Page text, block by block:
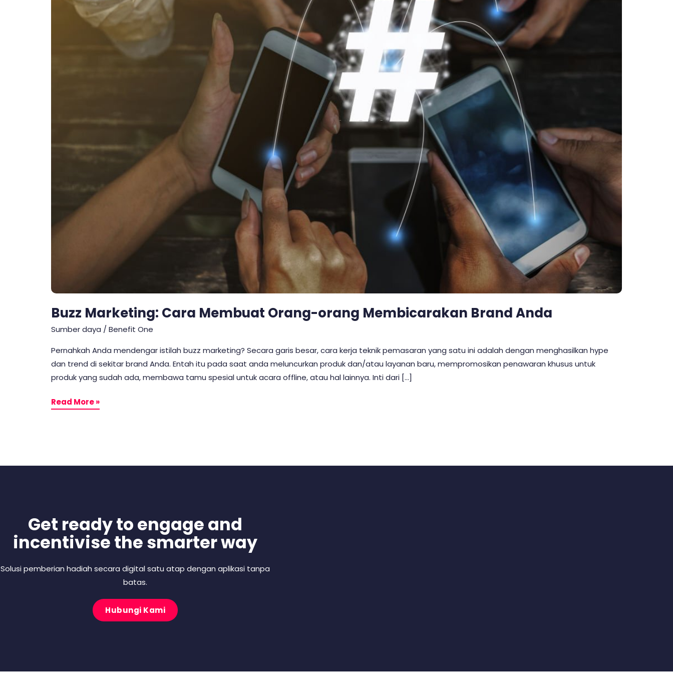
Buzz Marketing: Cara Membuat Orang-orang Membicarakan Brand Anda
Sumber daya / Benefit One
Pernahkah Anda mendengar istilah buzz marketing? Secara garis besar, cara kerja teknik pemasaran yang satu ini adalah dengan menghasilkan hype
dan trend di sekitar brand Anda. Entah itu pada saat anda meluncurkan produk dan/atau layanan baru, mempromosikan penawaran khusus untuk
produk yang sudah ada, membawa tamu spesial untuk acara offline, atau hal lainnya. Inti dari […]
Read More »
Get ready to engage and
incentivise the smarter way
Solusi pemberian hadiah secara digital satu atap dengan aplikasi tanpa
batas.
Hubungi Kami